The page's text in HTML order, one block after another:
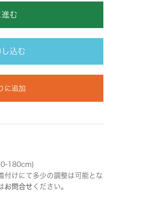
む
し込む
に追加
180cm)
けにて多少の調整は可能とな
お問合せ ください。